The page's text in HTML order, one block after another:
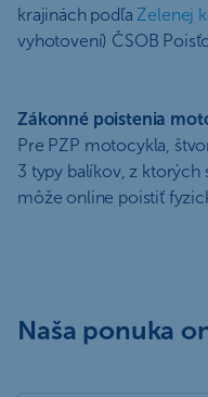
krajinách podľa Zelenej
vyhotovení) ČSOB
Zákonné poistenia
Pre PZP motocykla,
3 typy balíkov, z ktorých
môže online poistiť
Naša ponuka